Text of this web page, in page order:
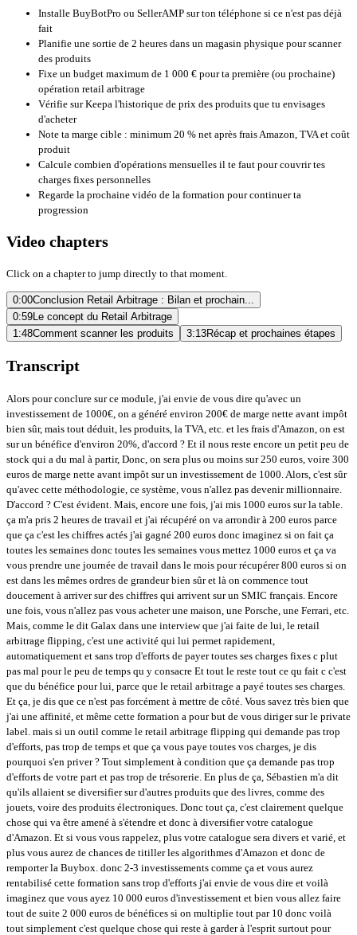
Installe BuyBotPro ou SellerAMP sur ton téléphone si ce n'est pas déjà
fait
Planifie une sortie de 2 heures dans un magasin physique pour scanner
des produits
Fixe un budget maximum de 1 000 € pour ta première (ou prochaine)
opération retail arbitrage
Vérifie surKeepa l'historique de prix des produits que tu envisages
d'acheter
Note ta marge cible : minimum 20 % net après frais Amazon, TVA et coût
produit
Calcule combien d'opérations mensuelles il te faut pour couvrir tes
charges fixes personnelles
Regarde la prochaine vidéo de la formation pour continuer ta
progression
Video chapters
Click on a chapter to jump directly to that moment.
0:00Conclusion Retail Arbitrage : Bilan et prochain...
0:59Le concept du Retail Arbitrage
1:48Comment scanner les produits 3:13Récap et prochaines étapes
Transcript
Alors pour conclure sur ce module, j'ai envie de vous dire qu'avec un
investissement de 1000€, on a généré environ 200€ de marge nette avant impôt
bien sûr, mais tout déduit, les produits, la TVA, etc. et les frais d'Amazon, on est
sur un bénéfice d'environ 20%, d'accord ? Et il nous reste encore un petit peu de
stock qui a du mal à partir, Donc, on sera plus ou moins sur 250 euros, voire 300
euros de marge nette avant impôt sur un investissement de 1000. Alors, c'est sûr
qu'avec cette méthodologie, ce système, vous n'allez pas devenir millionnaire.
D'accord ? C'est évident. Mais, encore une fois, j'ai mis 1000 euros sur la table.
ça m'a pris 2 heures de travail et j'ai récupéré on va arrondir à 200 euros parce
que ça c'est les chiffres actés j'ai gagné 200 euros donc imaginez si on fait ça
toutes les semaines donc toutes les semaines vous mettez 1000 euros et ça va
vous prendre une journée de travail dans le mois pour récupérer 800 euros si on
est dans les mêmes ordres de grandeur bien sûr et là on commence tout
doucement à arriver sur des chiffres qui arrivent sur un SMIC français. Encore
une fois, vous n'allez pas vous acheter une maison, une Porsche, une Ferrari, etc.
Mais, comme le dit Galax dans une interview que j'ai faite de lui, le retail
arbitrage flipping, c'est une activité qui lui permet rapidement,
automatiquement et sans trop d'efforts de payer toutes ses charges fixes c plut
pas mal pour le peu de temps qu y consacre Et tout le reste tout ce qu fait c c'est
que du bénéfice pour lui, parce que le retail arbitrage a payé toutes ses charges.
Et ça, je dis que ce n'est pas forcément à mettre de côté. Vous savez très bien que
j'ai une affinité, et même cette formation a pour but de vous diriger sur le private
label. mais si un outil comme le retail arbitrage flipping qui demande pas trop
d'efforts, pas trop de temps et que ça vous paye toutes vos charges, je dis
pourquoi s'en priver ? Tout simplement à condition que ça demande pas trop
d'efforts de votre part et pas trop de trésorerie. En plus de ça, Sébastien m'a dit
qu'ils allaient se diversifier sur d'autres produits que des livres, comme des
jouets, voire des produits électroniques. Donc tout ça, c'est clairement quelque
chose qui va être amené à s'étendre et donc à diversifier votre catalogue
d'Amazon. Et si vous vous rappelez, plus votre catalogue sera divers et varié, et
plus vous aurez de chances de titiller les algorithmes d'Amazon et donc de
remporter la Buybox. donc 2-3 investissements comme ça et vous aurez
rentabilisé cette formation sans trop d'efforts j'ai envie de vous dire et voilà
imaginez que vous ayez 10 000 euros d'investissement et bien vous allez faire
tout de suite 2 000 euros de bénéfices si on multiplie tout par 10 donc voilà
tout simplement c'est quelque chose qui reste à garder à l'esprit surtout pour